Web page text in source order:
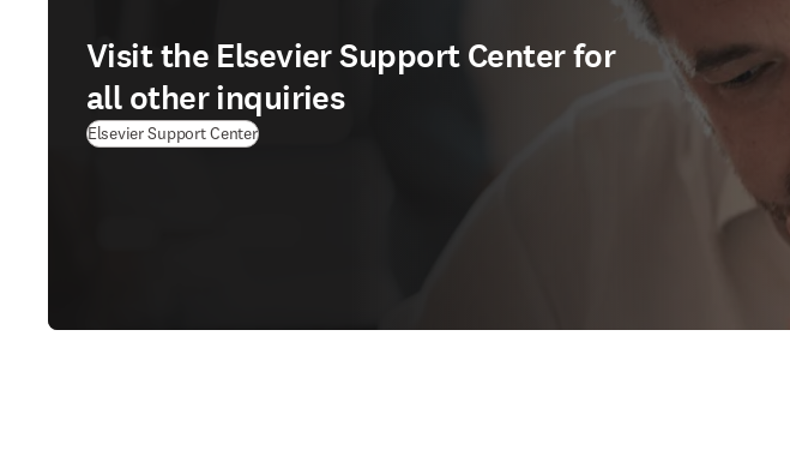
Visit the Elsevier Support Center for
all other inquiries
Elsevier Support Center